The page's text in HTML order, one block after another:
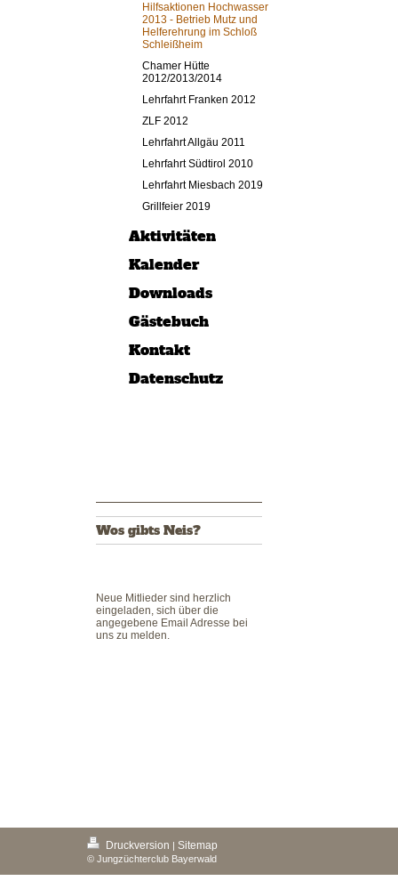
Hilfsaktionen Hochwasser
2013 - Betrieb Mutz und
Helferehrung im Schloß
Schleißheim
Chamer Hütte
2012/2013/2014
Lehrfahrt Franken 2012
ZLF 2012
Lehrfahrt Allgäu 2011
Lehrfahrt Südtirol 2010
Lehrfahrt Miesbach 2019
Grillfeier 2019
Aktivitäten
Kalender
Downloads
Gästebuch
Kontakt
Datenschutz
Wos gibts Neis?
Neue Mitlieder sind herzlich
eingeladen, sich über die
angegebene Email Adresse bei
uns zu melden.
Druckversion | Sitemap
© Jungzüchterclub Bayerwald